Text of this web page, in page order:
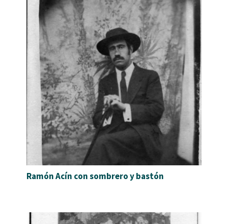
Ramón Acín con sombrero y bastón